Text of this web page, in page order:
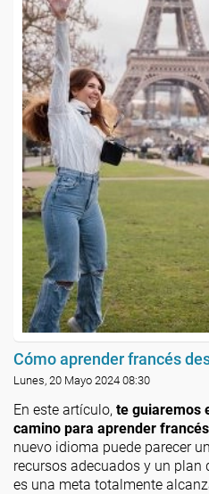
Cómo aprender francés
Lunes, 20 Mayo 2024 08:30
En este artículo, te guiaremos
camino para aprender
nuevo idioma puede parecer
recursos adecuados y un plan
es una meta totalmente